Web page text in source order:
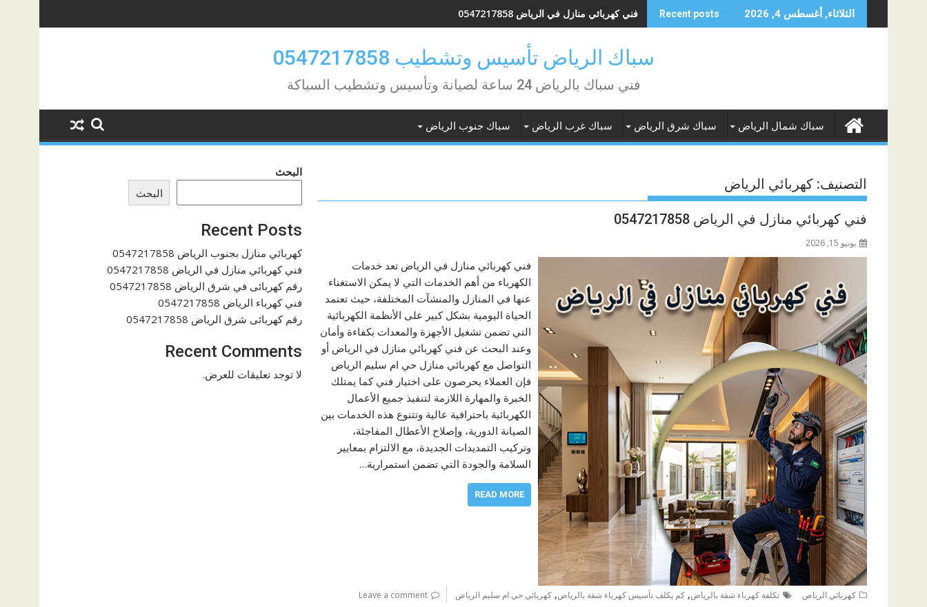
to
الثلاثاء, أغسطس 4, 2026 Recent posts فني كهربائي منازل في الرياض 0547217858
سباك الرياض تأسيس وتشطيب 0547217858
فني سباك بالرياض 24 ساعة لصيانة وتأسيس وتشطيب السباكة
سباك شمال الرياض سباك شرق الرياض سباك غرب الرياض سباك جنوب الرياض
التصنيف: كهربائي الرياض
فني كهربائي منازل في الرياض 0547217858
يونيو 15, 2026
فني كهربائي منازل في الرياض تعد خدمات
الكهرباء من أهم الخدمات التي لا يمكن الاستغناء
عنها في المنازل والمنشآت المختلفة، حيث تعتمد
الحياة اليومية بشكل كبير على الأنظمة الكهربائية
التي تضمن تشغيل الأجهزة والمعدات بكفاءة وأمان
وعند البحث عن فني كهربائي منازل في الرياض أو
التواصل مع كهربائي منازل حي ام سليم الرياض
فإن العملاء يحرصون على اختيار فني كما يمتلك
الخبرة والمهارة اللازمة لتنفيذ جميع الأعمال
الكهربائية باحترافية عالية وتتنوع هذه الخدمات بين
الصيانة الدورية، وإصلاح الأعطال المفاجئة،
وتركيب التمديدات الجديدة، مع الالتزام بمعايير
السلامة والجودة التي تضمن استمرارية…
READ MORE
كهربائي الرياض تكلفة كهرباء شقة بالرياض, كم يكلف تأسيس كهرباء شقة بالرياض, كهربائي حي ام سليم الرياض Leave a comment
البحث
البحث
Recent Posts
كهربائي منازل بجنوب الرياض 0547217858
فني كهربائي منازل في الرياض 0547217858
رقم كهربائى في شرق الرياض 0547217858
فني كهرباء الرياض 0547217858
رقم كهربائى شرق الرياض 0547217858
Recent Comments
لا توجد تعليقات للعرض.